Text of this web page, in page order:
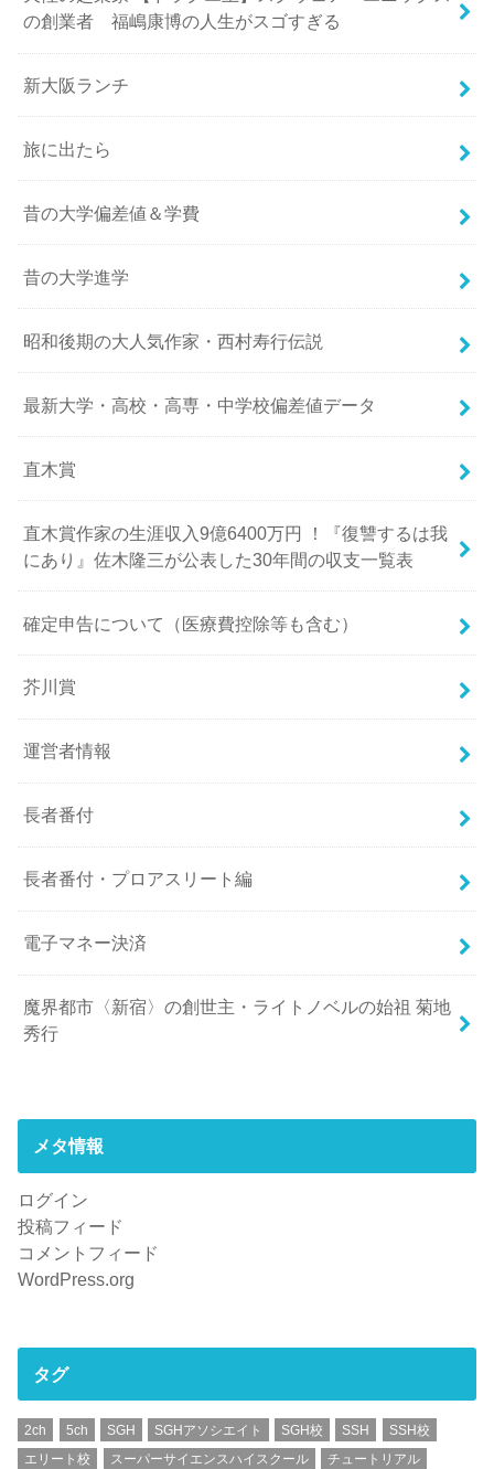
の創業者 福嶋康博の人生がスゴすぎる
新大阪ランチ
旅に出たら
昔の大学偏差値＆学費
昔の大学進学
昭和後期の大人気作家・西村寿行伝説
最新大学・高校・高専・中学校偏差値データ
直木賞
直木賞作家の生涯収入9億6400万円 ！『復讐するは我
にあり』佐木隆三が公表した30年間の収支一覧表
確定申告について（医療費控除等も含む）
芥川賞
運営者情報
長者番付
長者番付・プロアスリート編
電子マネー決済
魔界都市〈新宿〉の創世主・ライトノベルの始祖 菊地
秀行
メタ情報
ログイン
投稿フィード
コメントフィード
WordPress.org
タグ
2ch 5ch SGH SGHアソシエイト SGH校 SSH
SSH校
エリート校
スーパーサイエンスハイスクール
チュートリアル